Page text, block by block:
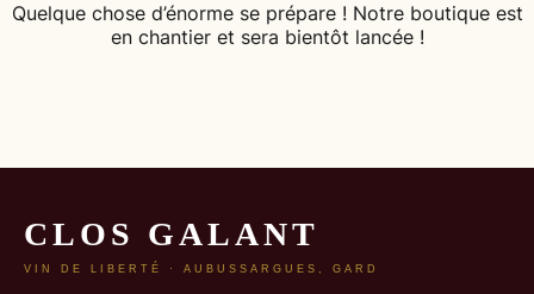
Quelque chose d’énorme se prépare ! Notre boutique est
en chantier et sera bientôt lancée !
CLOS GALANT
VIN DE LIBERTÉ · AUBUSSARGUES, GARD